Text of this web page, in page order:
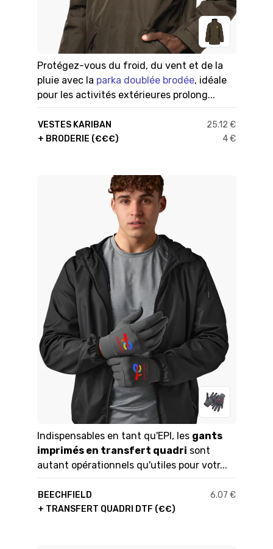
Protégez-vous du froid, du vent et de la
pluie avec la parka doublée brodée, idéale
pour les activités extérieures prolong...
VESTES KARIBAN
25.12 €
+ BRODERIE (€€€)
4 €
Indispensables en tant qu'EPI, les gants
imprimés en transfert quadri sont
autant opérationnels qu'utiles pour votr...
BEECHFIELD
6.07 €
+ TRANSFERT QUADRI DTF (€€)